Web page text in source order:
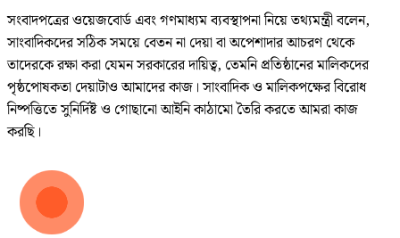
সংবাদপত্রের ওয়েজবোর্ড এবং গণমাধ্যম ব্যবস্থাপনা নিয়ে তথ্যমন্ত্রী বলেন,
সাংবাদিকদের সঠিক সময়ে বেতন না দেয়া বা অপেশাদার আচরণ থেকে
তাদেরকে রক্ষা করা যেমন সরকারের দায়িত্ব, তেমনি প্রতিষ্ঠানের মালিকদের
পৃষ্ঠপোষকতা দেয়াটাও আমাদের কাজ। সাংবাদিক ও মালিকপক্ষের বিরোধ
নিষ্পত্তিতে সুনির্দিষ্ট ও গোছানো আইনি কাঠামো তৈরি করতে আমরা কাজ
করছি।